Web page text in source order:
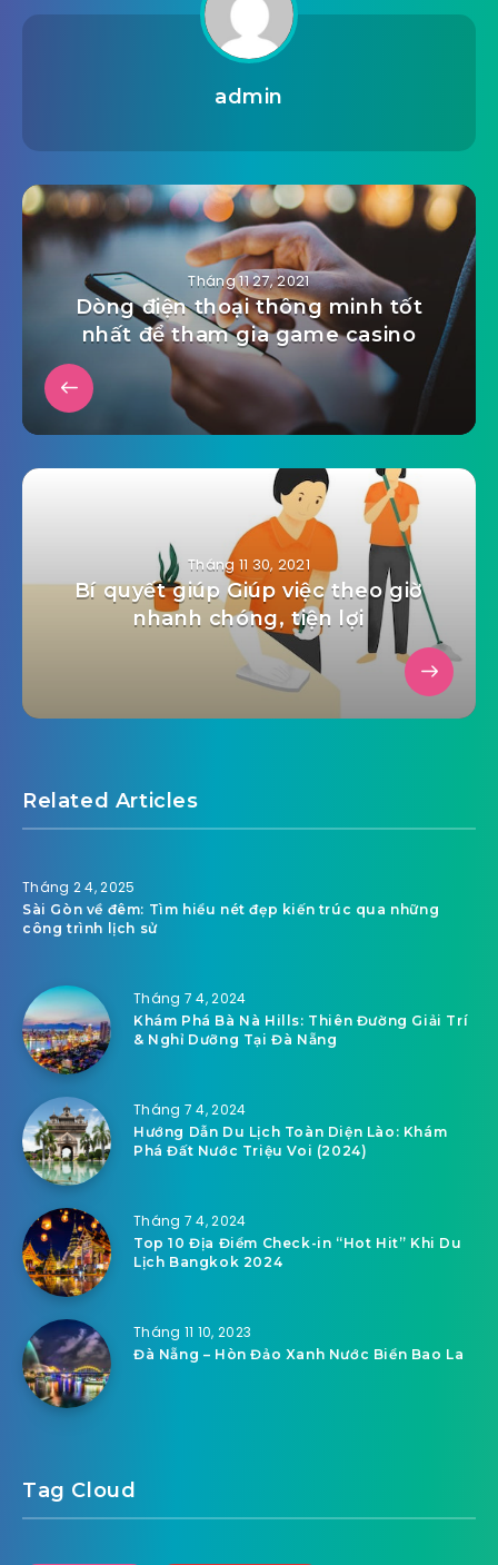
admin
Tháng 11 27, 2021
Dòng điện thoại thông minh tốt
nhất để tham gia game casino
Tháng 11 30, 2021
Bí quyết giúp Giúp việc theo giờ
nhanh chóng, tiện lợi
Related Articles
Tháng 2 4, 2025
Sài Gòn về đêm: Tìm hiểu nét đẹp kiến trúc qua những
công trình lịch sử
Tháng 7 4, 2024
Khám Phá Bà Nà Hills: Thiên Đường Giải Trí
& Nghỉ Dưỡng Tại Đà Nẵng
Tháng 7 4, 2024
Hướng Dẫn Du Lịch Toàn Diện Lào: Khám
Phá Đất Nước Triệu Voi (2024)
Tháng 7 4, 2024
Top 10 Địa Điểm Check-in “Hot Hit” Khi Du
Lịch Bangkok 2024
Tháng 11 10, 2023
Đà Nẵng – Hòn Đảo Xanh Nước Biển Bao La
Tag Cloud